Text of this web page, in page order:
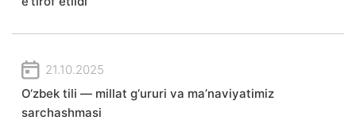
21.10.2025
O‘zbek tili — millat g‘ururi va ma’naviyatimiz
sarchashmasi